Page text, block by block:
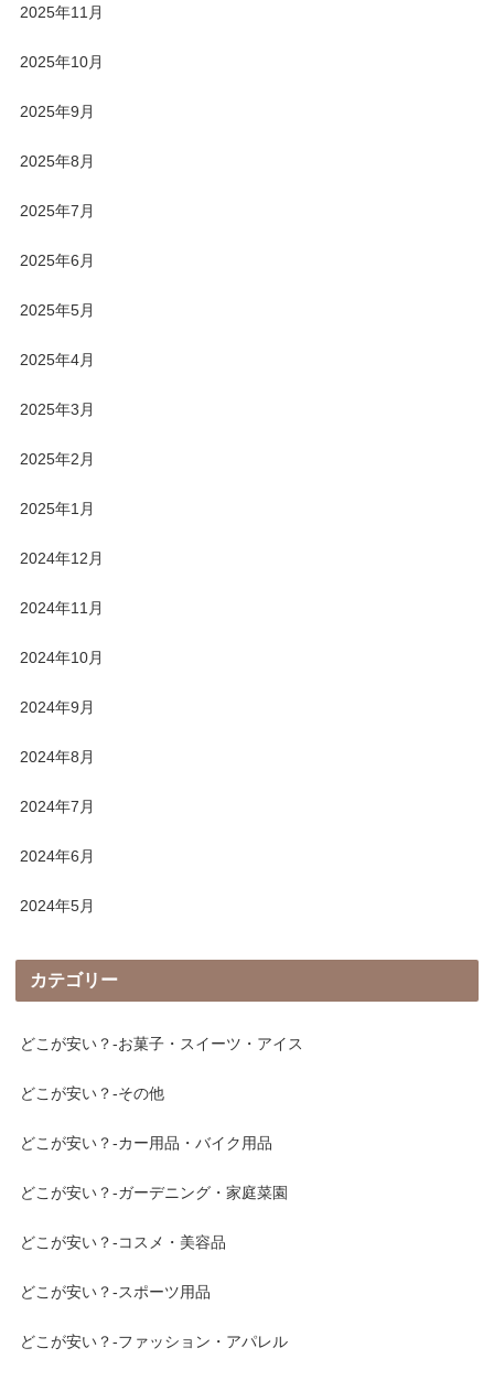
2025年11月
2025年10月
2025年9月
2025年8月
2025年7月
2025年6月
2025年5月
2025年4月
2025年3月
2025年2月
2025年1月
2024年12月
2024年11月
2024年10月
2024年9月
2024年8月
2024年7月
2024年6月
2024年5月
カテゴリー
どこが安い？-お菓子・スイーツ・アイス
どこが安い？-その他
どこが安い？-カー用品・バイク用品
どこが安い？-ガーデニング・家庭菜園
どこが安い？-コスメ・美容品
どこが安い？-スポーツ用品
どこが安い？-ファッション・アパレル